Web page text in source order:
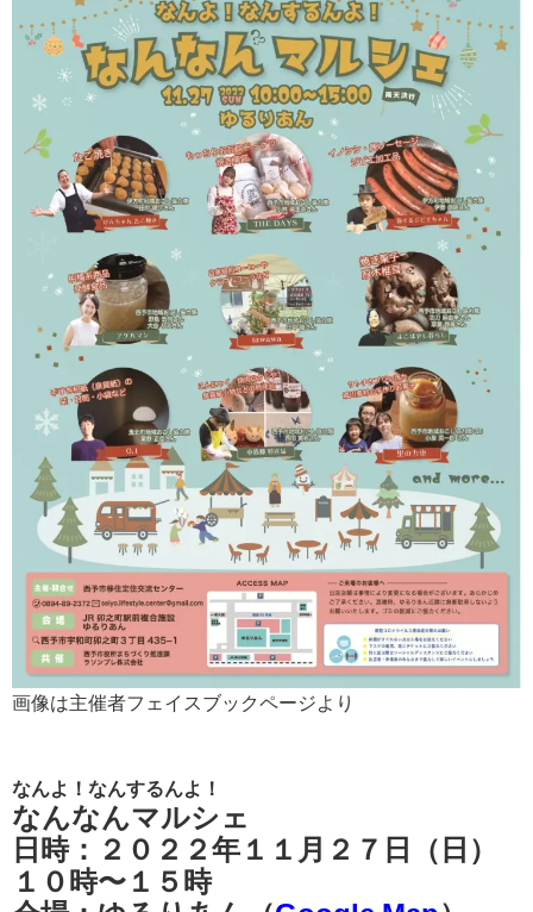
画像は主催者フェイスブックページより
なんよ！なんするんよ！
なんなんマルシェ
日時：２０２２年１１月２７日（日）
１０時〜１５時